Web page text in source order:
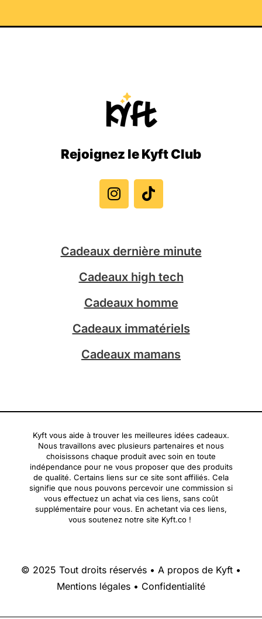
Rejoignez le Kyft Club
n
s
t
r
a
m
i
k
t
Cadeaux dernière minute
Cadeaux high tech
Cadeaux homme
Cadeaux immatériels
Cadeaux mamans
Kyft vous aide à trouver les meilleures idées cadeaux.
Nous travaillons avec plusieurs partenaires et nous
choisissons chaque produit avec soin en toute
indépendance pour ne vous proposer que des produits
de qualité. Certains liens sur ce site sont affiliés. Cela
signifie que nous pouvons percevoir une commission si
vous effectuez un achat via ces liens, sans coût
supplémentaire pour vous. En achetant via ces liens,
vous soutenez notre site Kyft.co !
© 2025 Tout droits réservés • A propos de Kyft •
Mentions légales • Confidentialité